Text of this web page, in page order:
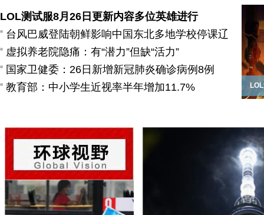
LOL测试服8月26日更新内容多位英雄进行
台风巴威登陆朝鲜影响中国东北多地学校停课辽
虚拟养老院隐痛：有“潜力”但缺“活力”
国家卫健委：26日新增新冠肺炎确诊病例8例
教育部：中小学生近视率半年增加11.7%